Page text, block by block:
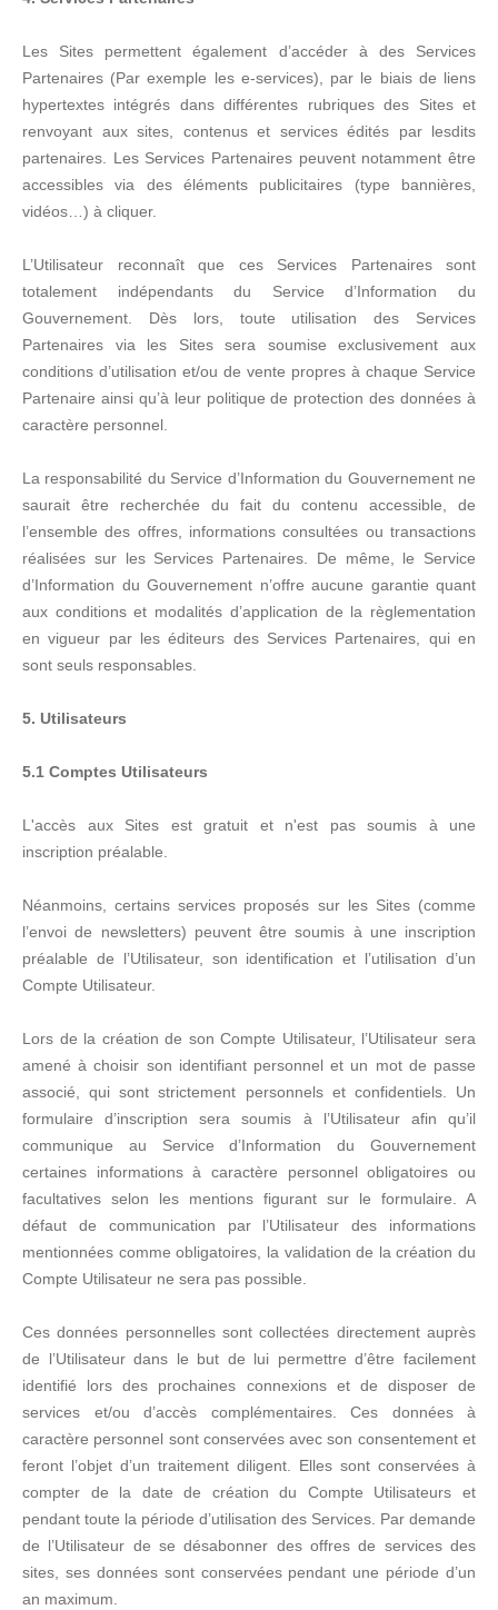
Les Sites permettent également d’accéder à des Services
Partenaires (Par exemple les e-services), par le biais de liens
hypertextes intégrés dans différentes rubriques des Sites et
renvoyant aux sites, contenus et services édités par lesdits
partenaires. Les Services Partenaires peuvent notamment être
accessibles via des éléments publicitaires (type bannières,
vidéos…) à cliquer.
L’Utilisateur reconnaît que ces Services Partenaires sont
totalement indépendants du Service d’Information du
Gouvernement. Dès lors, toute utilisation des Services
Partenaires via les Sites sera soumise exclusivement aux
conditions d’utilisation et/ou de vente propres à chaque Service
Partenaire ainsi qu’à leur politique de protection des données à
caractère personnel.
La responsabilité du Service d’Information du Gouvernement ne
saurait être recherchée du fait du contenu accessible, de
l’ensemble des offres, informations consultées ou transactions
réalisées sur les Services Partenaires. De même, le Service
d’Information du Gouvernement n’offre aucune garantie quant
aux conditions et modalités d’application de la règlementation
en vigueur par les éditeurs des Services Partenaires, qui en
sont seuls responsables.
5. Utilisateurs
5.1 Comptes Utilisateurs
L'accès aux Sites est gratuit et n'est pas soumis à une
inscription préalable.
Néanmoins, certains services proposés sur les Sites (comme
l’envoi de newsletters) peuvent être soumis à une inscription
préalable de l’Utilisateur, son identification et l’utilisation d’un
Compte Utilisateur.
Lors de la création de son Compte Utilisateur, l’Utilisateur sera
amené à choisir son identifiant personnel et un mot de passe
associé, qui sont strictement personnels et confidentiels. Un
formulaire d’inscription sera soumis à l’Utilisateur afin qu’il
communique au Service d’Information du Gouvernement
certaines informations à caractère personnel obligatoires ou
facultatives selon les mentions figurant sur le formulaire. A
défaut de communication par l’Utilisateur des informations
mentionnées comme obligatoires, la validation de la création du
Compte Utilisateur ne sera pas possible.
Ces données personnelles sont collectées directement auprès
de l’Utilisateur dans le but de lui permettre d’être facilement
identifié lors des prochaines connexions et de disposer de
services et/ou d’accès complémentaires. Ces données à
caractère personnel sont conservées avec son consentement et
feront l’objet d’un traitement diligent. Elles sont conservées à
compter de la date de création du Compte Utilisateurs et
pendant toute la période d’utilisation des Services. Par demande
de l’Utilisateur de se désabonner des offres de services des
sites, ses données sont conservées pendant une période d’un
an maximum.